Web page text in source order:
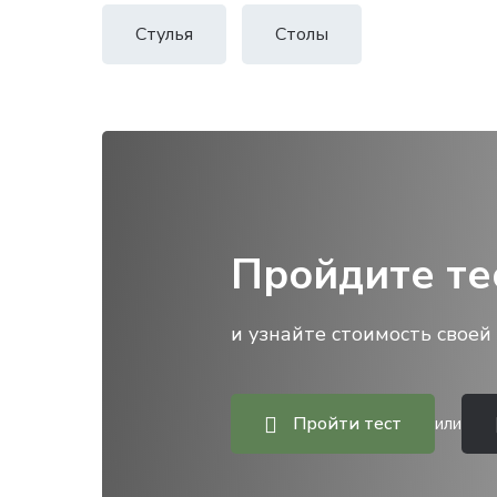
Стулья Столы
Пройдите
и узнайте стоимость
Пройти тест или